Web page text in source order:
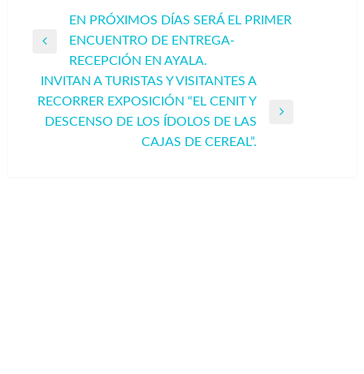
Navegación
de
entradas
EN PRÓXIMOS DÍAS SERÁ EL PRIMER
ENCUENTRO DE ENTREGA-
RECEPCIÓN EN AYALA.
Entrada
INVITAN A TURISTAS Y VISITANTES A
RECORRER EXPOSICIÓN “EL CENIT Y
DESCENSO DE LOS ÍDOLOS DE LAS
CAJAS DE CEREAL”.